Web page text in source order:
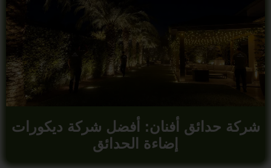
شركة حدائق أفنان: أفضل شركة ديكورات
إضاءة الحدائق